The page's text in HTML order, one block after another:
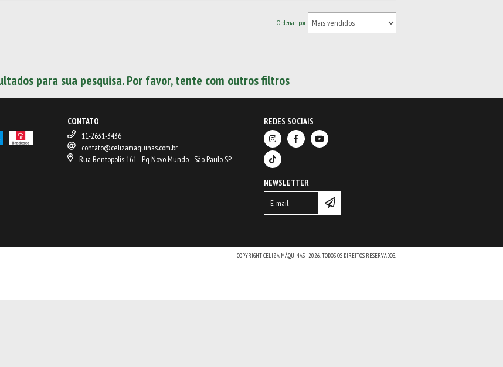
Ordenar por
para sua pesquisa. Por favor, tente com outros filtros
CONTATO
11-2631-3436
contato@celizamaquinas.com.br
Rua Bentopolis 161 - Pq Novo Mundo - São Paulo SP
REDES SOCIAIS
NEWSLETTER
COPYRIGHT CELIZA MÁQUINAS - 2026. TODOS OS DIREITOS RESERVADOS.